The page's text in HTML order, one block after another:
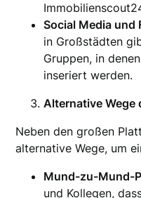
Social Media und
in Großstädten
Gruppen, in
inseriert werden.
Alternative Wege
Neben den großen
alternative Wege, um
Mund-zu-Mund-
und Kollegen,